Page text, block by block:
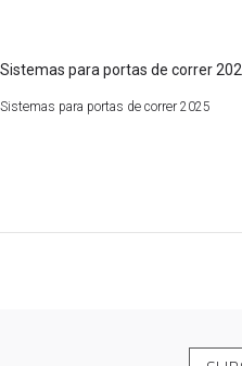
para portas de correr 2025